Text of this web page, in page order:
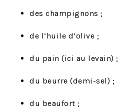
des champignons ;
de l’huile d’olive ;
du pain (ici au levain) ;
du beurre (demi-sel) ;
du beaufort ;